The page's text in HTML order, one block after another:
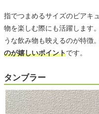
指でつまめるサイズのビアキ
物を楽しむ際にも活躍します
うな飲み物も映えるのが特徴。
のが嬉しいポイントです。
タンブラー